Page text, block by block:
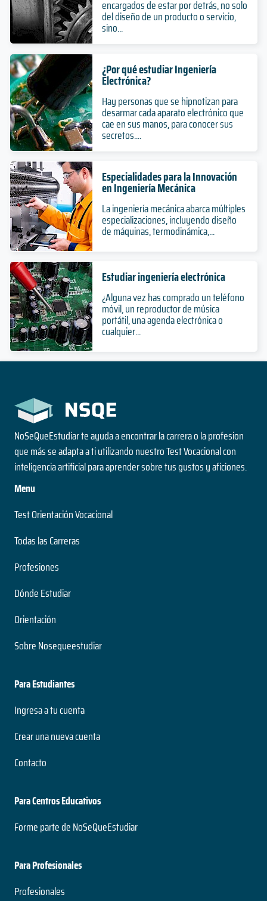
encargados de estar por detrás, no solo
del diseño de un producto o servicio,
sino...
¿Por qué estudiar Ingeniería
Electrónica?
Hay personas que se hipnotizan para
desarmar cada aparato electrónico que
cae en sus manos, para conocer sus
secretos....
Especialidades para la Innovación
en Ingeniería Mecánica
La ingeniería mecánica abarca múltiples
especializaciones, incluyendo diseño
de máquinas, termodinámica,...
Estudiar ingeniería electrónica
¿Alguna vez has comprado un teléfono
móvil, un reproductor de música
portátil, una agenda electrónica o
cualquier...
NoSeQueEstudiar te ayuda a encontrar la carrera o la profesion
que más se adapta a ti utilizando nuestro Test Vocacional con
inteligencia artificial para aprender sobre tus gustos y aficiones.
Menu
Test Orientación Vocacional
Todas las Carreras
Profesiones
Dónde Estudiar
Orientación
Sobre Nosequeestudiar
Para Estudiantes
Ingresa a tu cuenta
Crear una nueva cuenta
Contacto
Para Centros Educativos
Forme parte de NoSeQueEstudiar
Para Profesionales
Profesionales